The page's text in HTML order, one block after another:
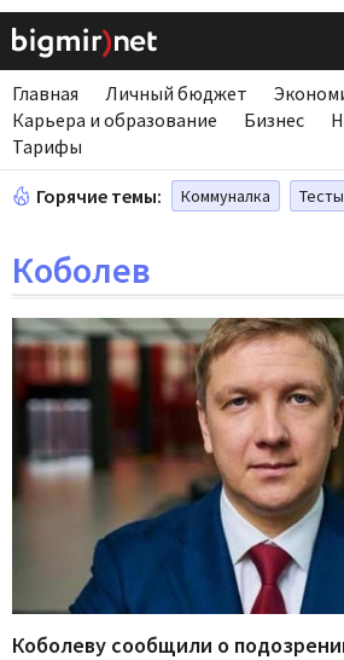
Главная Личный бюджет
Карьера и образование
Бизнес
Тарифы
Горячие темы: Коммуналка
Коболев
Коболеву сообщили о